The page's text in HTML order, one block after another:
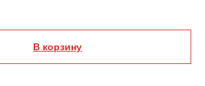
В корзину